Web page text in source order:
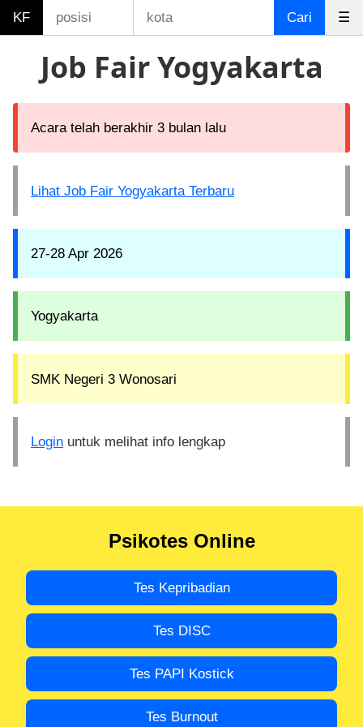
KF ☰
Cari
Job Fair Yogyakarta
Acara telah berakhir 3 bulan lalu
Lihat Job Fair Yogyakarta Terbaru
27-28 Apr 2026
Yogyakarta
SMK Negeri 3 Wonosari
Login untuk melihat info lengkap
Psikotes Online
Tes Kepribadian
Tes DISC
Tes PAPI Kostick
Tes Burnout